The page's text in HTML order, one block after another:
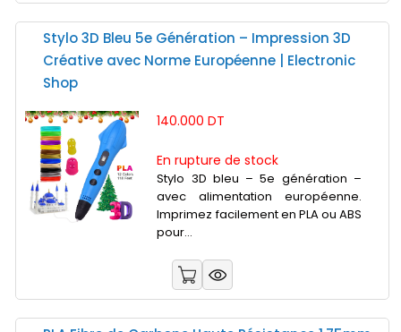
Stylo 3D Bleu 5e Génération – Impression 3D
Créative avec Norme Européenne | Electronic
Shop
140.000 DT
En rupture de stock
Stylo 3D bleu – 5e génération –
avec alimentation européenne.
Imprimez facilement en PLA ou ABS
pour...